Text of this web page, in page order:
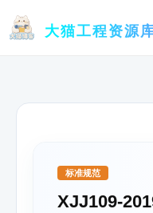
大猫工程资源
标准规范
XJJ109-